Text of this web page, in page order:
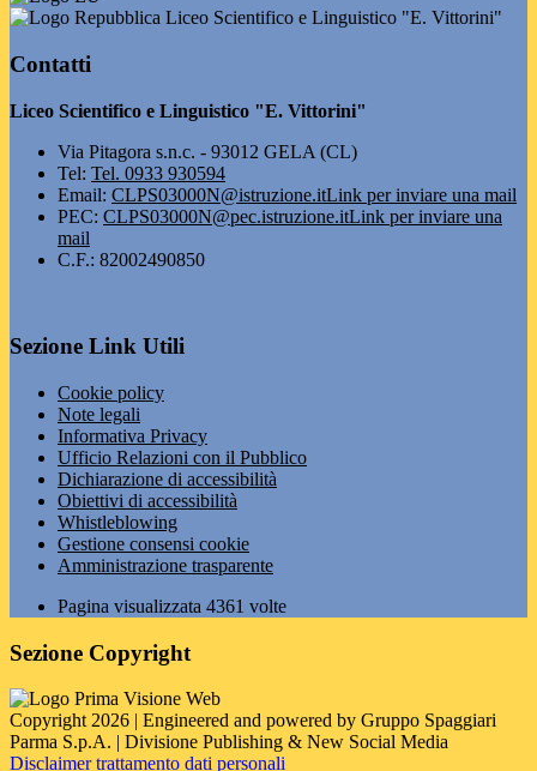
Liceo Scientifico e Linguistico "E. Vittorini"
Contatti
Liceo Scientifico e Linguistico "E. Vittorini"
Via Pitagora s.n.c. - 93012 GELA (CL)
Tel: Tel. 0933 930594
Email: CLPS03000N@istruzione.itLink per inviare una mail
PEC: CLPS03000N@pec.istruzione.itLink per inviare una
mail
C.F.: 82002490850
Sezione Link Utili
Cookie policy
Note legali
Informativa Privacy
Ufficio Relazioni con il Pubblico
Dichiarazione di accessibilità
Obiettivi di accessibilità
Whistleblowing
Gestione consensi cookie
Amministrazione trasparente
Pagina visualizzata 4361 volte
Sezione Copyright
Copyright 2026 | Engineered and powered by Gruppo Spaggiari
Parma S.p.A. | Divisione Publishing & New Social Media
Disclaimer trattamento dati personali